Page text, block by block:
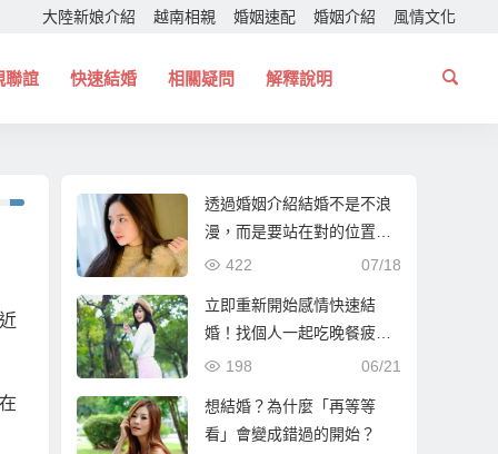
大陸新娘介紹 越南相親 婚姻速配 婚姻介紹 風情文化
聯誼 快速結婚 相關疑問 解釋說明
透過婚姻介紹結婚不是不浪
漫，而是要站在對的位置！
幫你找個一起走下去的人！
07/18
422
立即重新開始感情快速結
婚！找個人一起吃晚餐疲憊
時能夠互相依靠！
06/21
198
想結婚？為什麼「再等等
看」會變成錯過的開始？